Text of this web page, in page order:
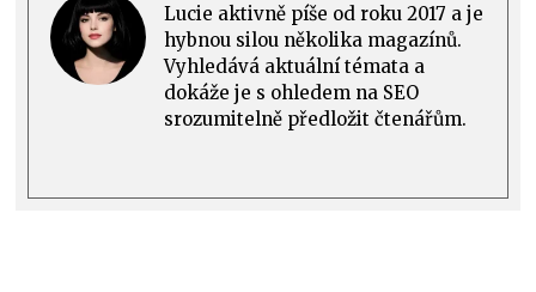
Lucie aktivně píše od roku 2017 a je
hybnou silou několika magazínů.
Vyhledává aktuální témata a
dokáže je s ohledem na SEO
srozumitelně předložit čtenářům.